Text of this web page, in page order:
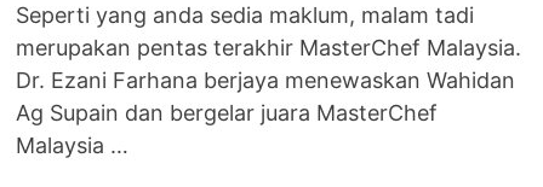
Seperti yang anda sedia maklum, malam tadi
merupakan pentas terakhir MasterChef Malaysia.
Dr. Ezani Farhana berjaya menewaskan Wahidan
Ag Supain dan bergelar juara MasterChef
Malaysia …